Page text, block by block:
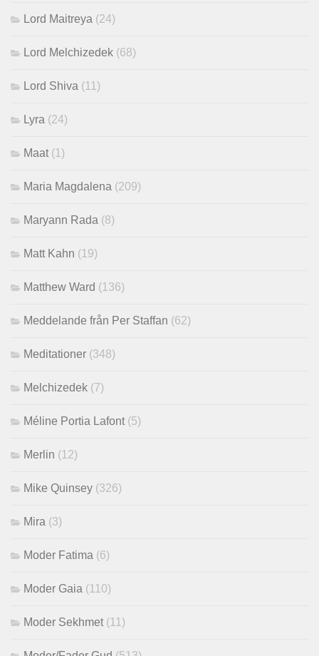
Lord Maitreya (24)
Lord Melchizedek (68)
Lord Shiva (11)
Lyra (24)
Maat (1)
Maria Magdalena (209)
Maryann Rada (8)
Matt Kahn (19)
Matthew Ward (136)
Meddelande från Per Staffan (62)
Meditationer (348)
Melchizedek (7)
Méline Portia Lafont (5)
Merlin (12)
Mike Quinsey (326)
Mira (3)
Moder Fatima (6)
Moder Gaia (110)
Moder Sekhmet (11)